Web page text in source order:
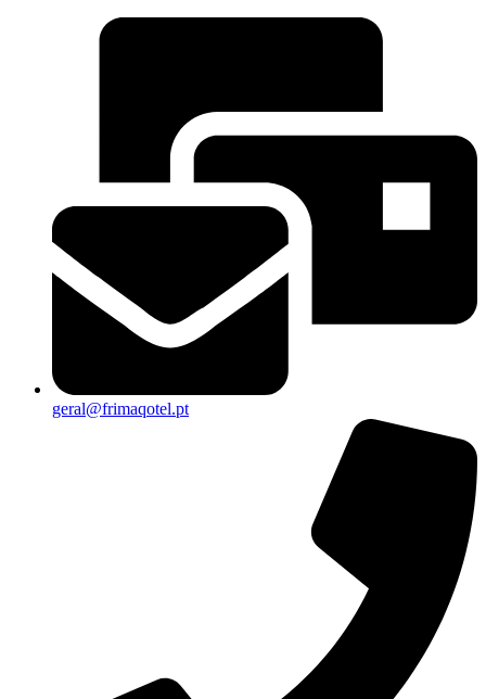
geral@frimaqotel.pt